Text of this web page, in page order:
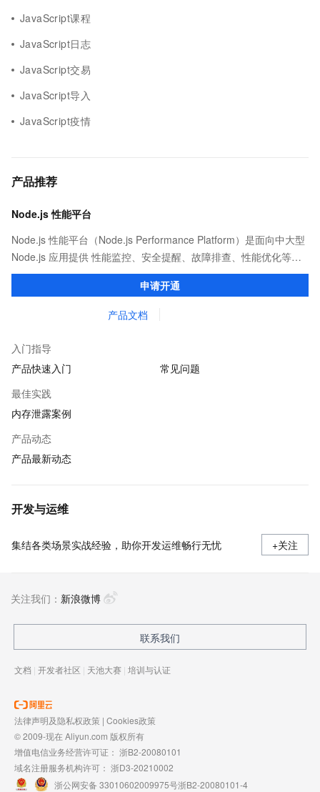
JavaScript课程
JavaScript日志
JavaScript交易
JavaScript导入
JavaScript疫情
产品推荐
Node.js 性能平台
Node.js 性能平台（Node.js Performance Platform）是面向中大型
Node.js 应用提供 性能监控、安全提醒、故障排查、性能优化等服
务的整体性解决方案。提供完善的工具链和服务，协助客户主动、
申请开通
产品文档
入门指导
产品快速入门
常见问题
最佳实践
内存泄露案例
产品动态
产品最新动态
开发与运维
集结各类场景实战经验，助你开发运维畅行无忧 +关注
关注我们： 新浪微博
联系我们
文档 | 开发者社区 | 天池大赛 | 培训与认证
法律声明及隐私权政策 | Cookies政策
© 2009-现在 Aliyun.com 版权所有
增值电信业务经营许可证： 浙B2-20080101
域名注册服务机构许可： 浙D3-20210002
浙公网安备 33010602009975号浙B2-20080101-4